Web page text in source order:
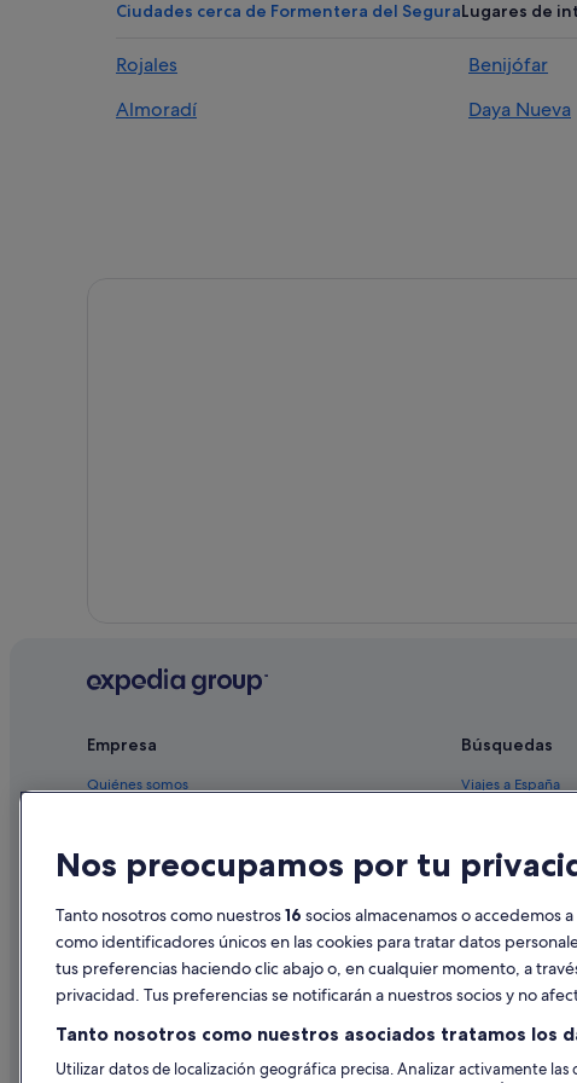
Chalets en Rojales
Chalets en Formentera del Segura
Hoteles con bar en Rojales
Ciudades cerca de Formentera del SeguraLugares de
Rojales Benijófar
Almoradí
Daya Nueva
Empresa
Quiénes somos
Anuncia tu alojamiento
Prensa
Búsquedas
Viajes a España
Alquileres
Vuelos baratos
Alquiler de
Nos preocupamos por tu
Tanto nosotros como nuestros16 socios almacenamos o accedemos
como identificadores únicos en las cookies para tratar datos
tus preferencias haciendo clic abajo o, en cualquier momento, a
privacidad. Tus preferencias se notificarán a nuestros socios y no
Tanto nosotros como nuestros asociados tratamos los
Utilizar datos de localización geográfica precisa. Analizar activamente las